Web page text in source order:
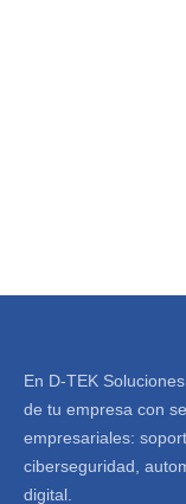
En D-TEK
de tu empresa con
empresariales:
ciberseguridad,
digital.